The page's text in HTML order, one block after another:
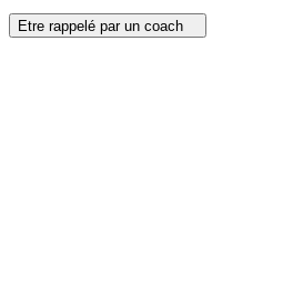
Etre rappelé par un coach